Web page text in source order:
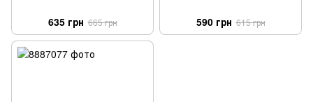
635 грн 665 грн 590 грн 615 грн